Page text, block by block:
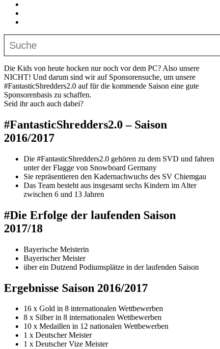
Die Kids von heute hocken nur noch vor dem PC? Also unsere
NICHT! Und darum sind wir auf Sponsorensuche, um unsere
#FantasticShredders2.0 auf für die kommende Saison eine gute
Sponsorenbasis zu schaffen.
Seid ihr auch auch dabei?
#FantasticShredders2.0 – Saison
2016/2017
Die #FantasticShredders2.0 gehören zu dem SVD und fahren
unter der Flagge von Snowboard Germany
Sie repräsentieren den Kadernachwuchs des SV Chiemgau
Das Team besteht aus insgesamt sechs Kindern im Alter
zwischen 6 und 13 Jahren
#Die Erfolge der laufenden Saison
2017/18
Bayerische Meisterin
Bayerischer Meister
über ein Dutzend Podiumsplätze in der laufenden Saison
Ergebnisse Saison 2016/2017
16 x Gold in 8 internationalen Wettbewerben
8 x Silber in 8 internationalen Wettbewerben
10 x Medaillen in 12 nationalen Wettbewerben
1 x Deutscher Meister
1 x Deutscher Vize Meister